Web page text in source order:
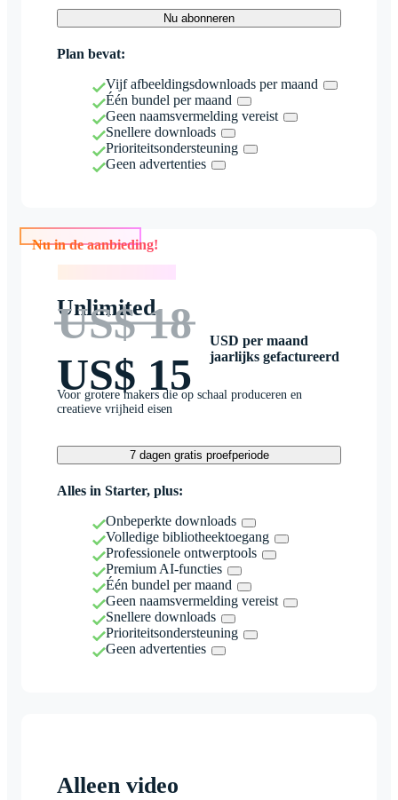
Nu abonneren
Plan bevat:
Vijf afbeeldingsdownloads per maand
Één bundel per maand
Geen naamsvermelding vereist
Snellere downloads
Prioriteitsondersteuning
Geen advertenties
Nu in de aanbieding!
Unlimited
US$ 18
US$ 15
USD per maand
jaarlijks gefactureerd
Voor grotere makers die op schaal produceren en
creatieve vrijheid eisen
7 dagen gratis proefperiode
Alles in Starter, plus:
Onbeperkte downloads
Volledige bibliotheektoegang
Professionele ontwerptools
Premium AI-functies
Één bundel per maand
Geen naamsvermelding vereist
Snellere downloads
Prioriteitsondersteuning
Geen advertenties
Alleen video